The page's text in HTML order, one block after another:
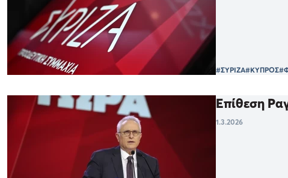
#ΣΥΡΙΖΑ#ΚΥΠΡΟΣ
Επίθεση
1.3.2026